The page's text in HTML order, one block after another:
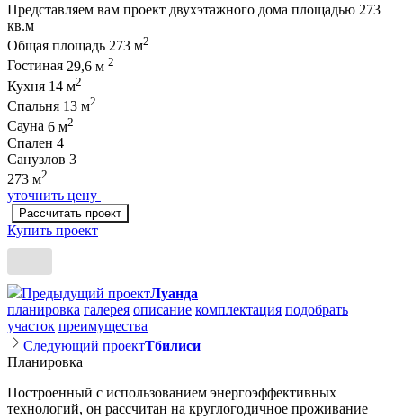
Представляем вам проект двухэтажного дома площадью 273
кв.м
Общая площадь 273 м2
Гостиная 29,6 м 2
Кухня 14 м2
Спальня 13 м2
Сауна 6 м2
Спален 4
Санузлов 3
273 м2
уточнить цену
Рассчитать проект
Купить проект
Предыдущий проектЛуанда
планировка галерея описание комплектация подобрать
участок преимущества
Следующий проектТбилиси
Планировка
Построенный с использованием энергоэффективных
технологий, он рассчитан на круглогодичное проживание